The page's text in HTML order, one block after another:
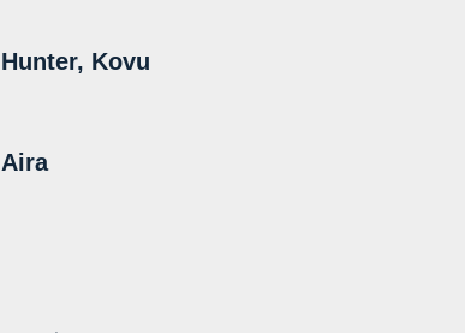
Hunter, Kovu
Aira